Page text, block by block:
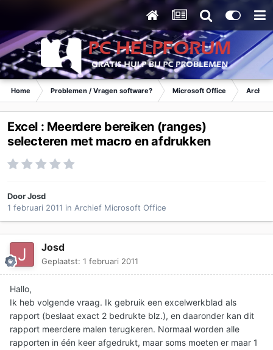
Home Problemen / Vragen software? Microsoft Office Archief
Excel : Meerdere bereiken (ranges)
selecteren met macro en afdrukken
DoorJosd
1 februari 2011 in Archief Microsoft Office
Josd
Geplaatst: 1 februari 2011
Hallo,
Ik heb volgende vraag. Ik gebruik een excelwerkblad als
rapport (beslaat exact 2 bedrukte blz.), en daaronder kan dit
rapport meerdere malen terugkeren. Normaal worden alle
rapporten in één keer afgedrukt, maar soms moeten er maar 1